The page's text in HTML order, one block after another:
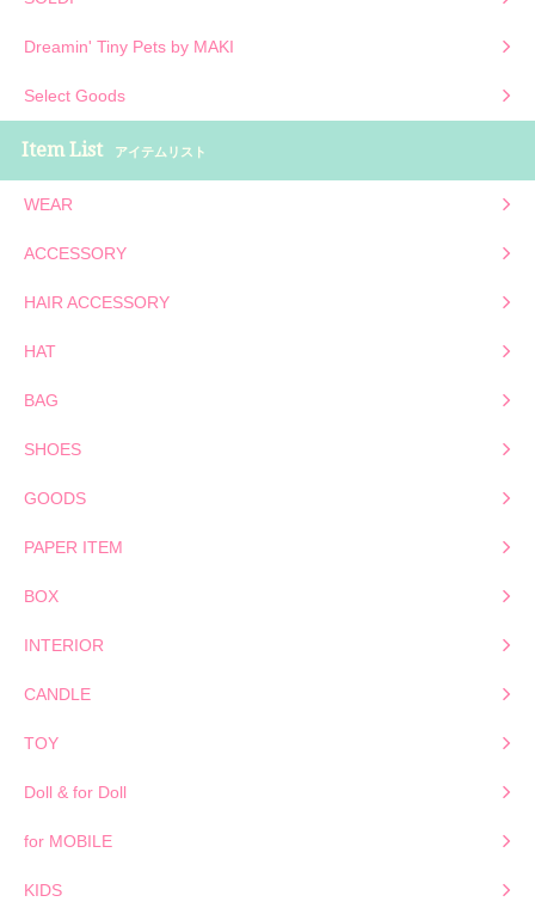
Dreamin' Tiny Pets by MAKI
Select Goods
Item List アイテムリスト
WEAR
ACCESSORY
HAIR ACCESSORY
HAT
BAG
SHOES
GOODS
PAPER ITEM
BOX
INTERIOR
CANDLE
TOY
Doll & for Doll
for MOBILE
KIDS